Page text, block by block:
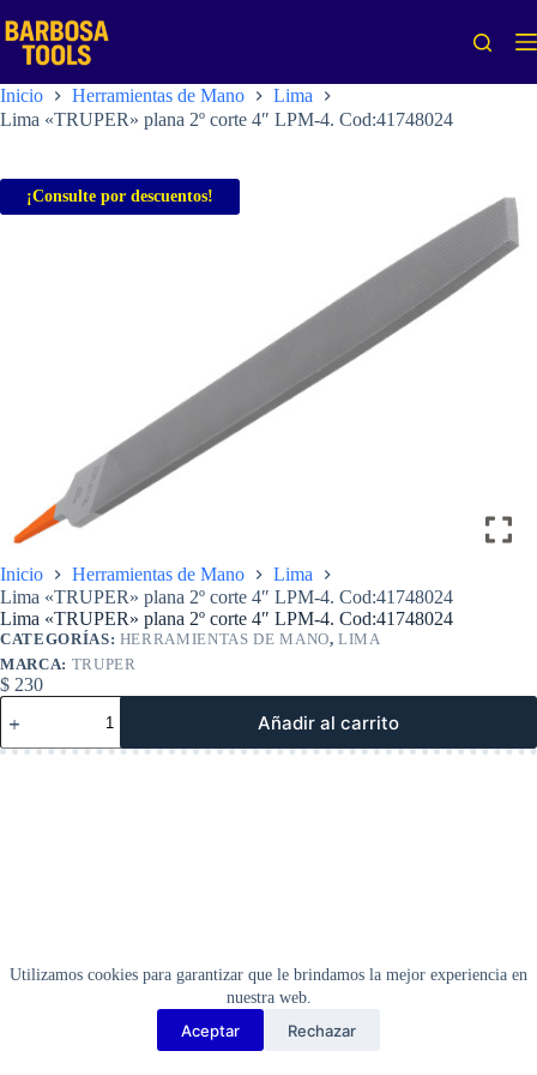
al
contenido
Utilizamos cookies para garantizar que le brindamos la mejor experiencia en
nuestra web.
Aceptar Rechazar
Inicio Herramientas de Mano
Lima
Lima «TRUPER» plana 2º corte 4″ LPM-4. Cod:41748024
¡Consulte por descuentos!
Inicio Herramientas de Mano
Lima
Lima «TRUPER» plana 2º corte 4″ LPM-4. Cod:41748024
Lima «TRUPER» plana 2º corte 4″ LPM-4. Cod:41748024
CATEGORÍAS: HERRAMIENTAS DE MANO,LIMA
MARCA: TRUPER
$ 230
Lima
«TRUPER»
plana
Añadir al carrito
Copyright Barbosa Tools©